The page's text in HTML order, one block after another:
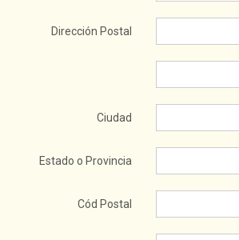
Dirección Postal
Ciudad
Estado o Provincia
Cód Postal